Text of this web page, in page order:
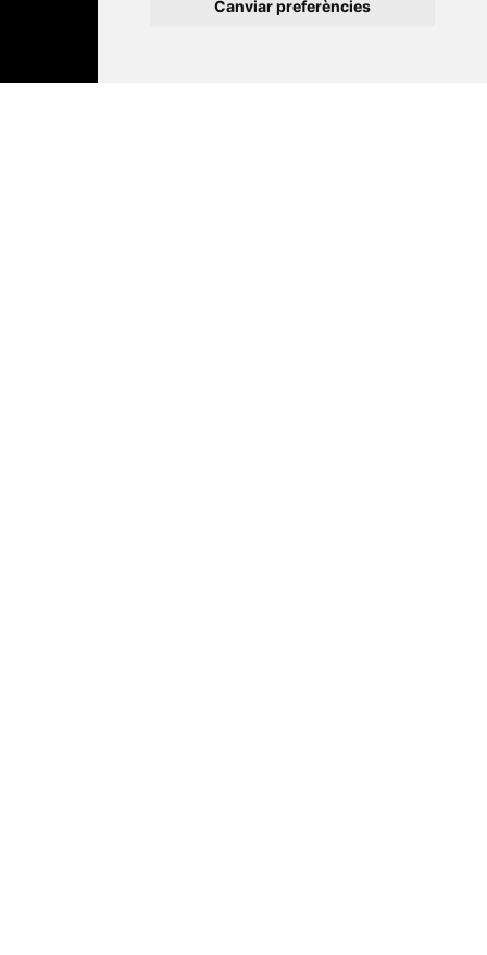
Canviar preferències